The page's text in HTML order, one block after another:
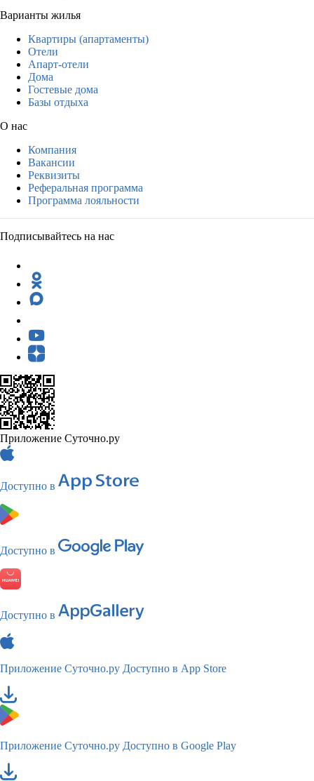
Варианты жилья
Квартиры (апартаменты)
Отели
Апарт-отели
Дома
Гостевые дома
Базы отдыха
О нас
Компания
Вакансии
Реквизиты
Реферальная программа
Программа лояльности
Подписывайтесь на нас
Приложение Суточно.ру
Доступно в
Доступно в
Доступно в
Приложение Суточно.ру Доступно в App Store
Приложение Суточно.ру Доступно в Google Play